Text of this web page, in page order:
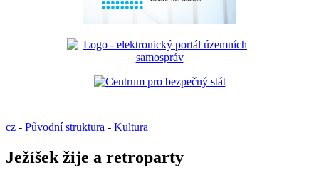
cz - Původní struktura - Kultura
Ježíšek žije a retroparty